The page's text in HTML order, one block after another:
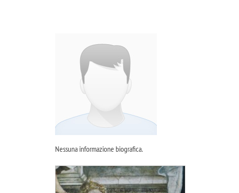
Nessuna informazione biografica.